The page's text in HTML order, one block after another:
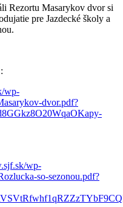
Rezortu Masarykov dvor si
pre Jazdecké školy a
wp-
dvor.pdf?
wp-
so-sezonou.pdf?